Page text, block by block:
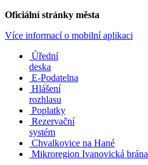
Oficiální stránky města
Více informací o mobilní aplikaci
Úřední
deska
E-Podatelna
Hlášení
rozhlasu
Poplatky
Rezervační
systém
Chvalkovice na Hané
Mikroregion Ivanovická brána